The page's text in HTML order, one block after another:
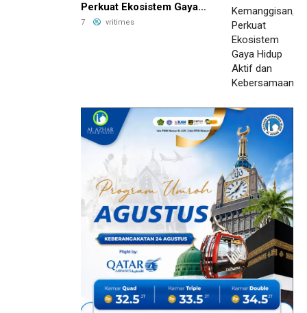
Perkuat Ekosistem Gaya
Hidup Aktif dan
7 vritimes